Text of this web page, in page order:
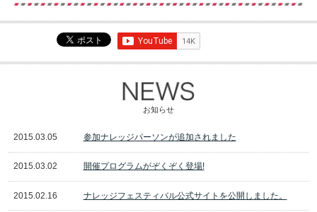
お知らせ
2015.03.05 参加ナレッジパーソンが追加されました
2015.03.02 開催プログラムがぞくぞく登場!
2015.02.16 ナレッジフェスティバル公式サイトを公開しました。